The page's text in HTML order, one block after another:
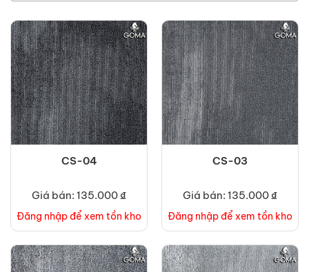
CS-04
Giá bán: 135.000 ₫
Đăng nhập để xem tồn kho
CS-03
Giá bán: 135.000 ₫
Đăng nhập để xem tồn kho